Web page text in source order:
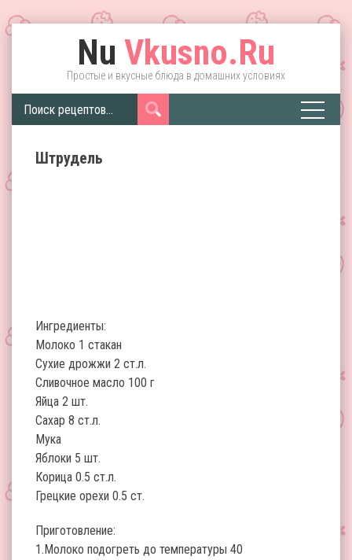
Nu Vkusno.Ru
Простые и вкусные блюда в домашних условиях
Штрудель
Ингредиенты:
Молоко 1 стакан
Сухие дрожжи 2 ст.л.
Сливочное масло 100 г
Яйца 2 шт.
Сахар 8 ст.л.
Мука
Яблоки 5 шт.
Корица 0.5 ст.л.
Грецкие орехи 0.5 ст.
Приготовление:
1.Молоко подогреть до температуры 40